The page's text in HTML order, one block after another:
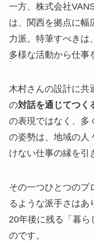
一方、株式会社
は、関西を拠点に幅
力派。特筆すべきは
多様な活動から仕事
木村さんの設計に共
の対話を通じてつく
の表現ではなく、多
の姿勢は、地域の人
けない仕事の縁を引
その一つひとつのプ
るような派手さはあ
20年後に残る「暮ら
のです。